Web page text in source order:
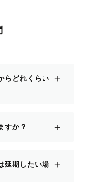
らどれくらい
＋
すか？ ＋
延期したい場
＋